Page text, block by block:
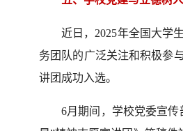
近日，2025年全国大学
务团队的广泛关注和积极参
讲团成功入选。
6月期间，学校党委宣传